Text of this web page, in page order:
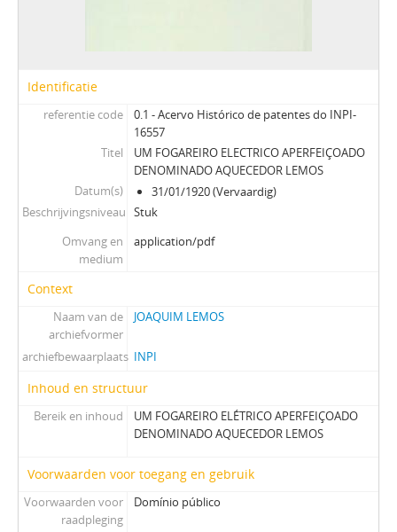
Identificatie
referentie code
0.1 - Acervo Histórico de patentes do INPI-
16557
Titel
UM FOGAREIRO ELECTRICO APERFEIÇOADO
DENOMINADO AQUECEDOR LEMOS
Datum(s)
31/01/1920 (Vervaardig)
Beschrijvingsniveau Stuk
Omvang en
medium
application/pdf
Context
Naam van de
archiefvormer
JOAQUIM LEMOS
archiefbewaarplaats INPI
Inhoud en structuur
Bereik en inhoud
UM FOGAREIRO ELÉTRICO APERFEIÇOADO
DENOMINADO AQUECEDOR LEMOS
Voorwaarden voor toegang en gebruik
Voorwaarden voor
raadpleging
Domínio público